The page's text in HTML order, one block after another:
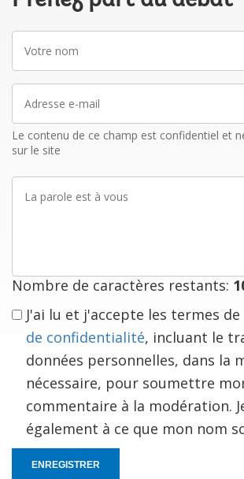
nom
mail
Le contenu de ce champ est confidentiel et
sur le site
parole
Nombre de caractères restants:
J'ai lu et j'accepte les termes de
de confidentialité, incluant le
données personnelles, dans la
nécessaire, pour soumettre
commentaire à la modération.
également à ce que mon nom
ENREGISTRER